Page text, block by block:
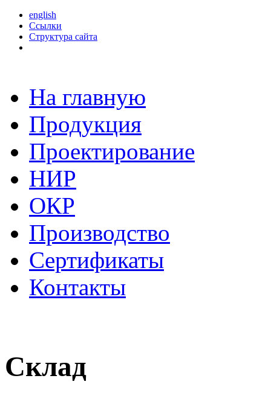
english
Ссылки
Структура сайта
На главную
Продукция
Проектирование
НИР
ОКР
Производство
Сертификаты
Контакты
Склад